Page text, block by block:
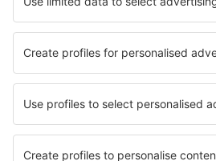
Hoteluri în Elounda
Cele mai bune hoteluri - orașe
Hoteluri în Rojiște Hoteluri în
Hoteluri în La Chapelle-de-Guinchay